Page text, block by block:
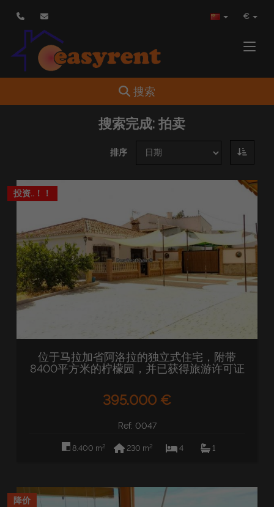
€
Toggle navigation
搜索
搜索完成:拍卖
排序
投资..！！
位于马拉加省阿洛拉的独立式住宅，附带
8400平方米的柠檬园，并已获得旅游许可证
395.000 €
Ref: 0047
8.400 m2 230 m2 4 1
降价